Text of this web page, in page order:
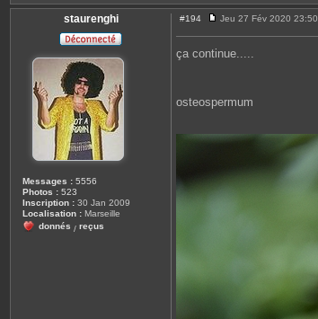
staurenghi
Messages : 5556
Photos : 523
Inscription : 30 Jan 2009
Localisation : Marseille
donnés / reçus
#194
e
s
Jeu 27 Fév 2020 23:50
ça continue.....
osteospermum